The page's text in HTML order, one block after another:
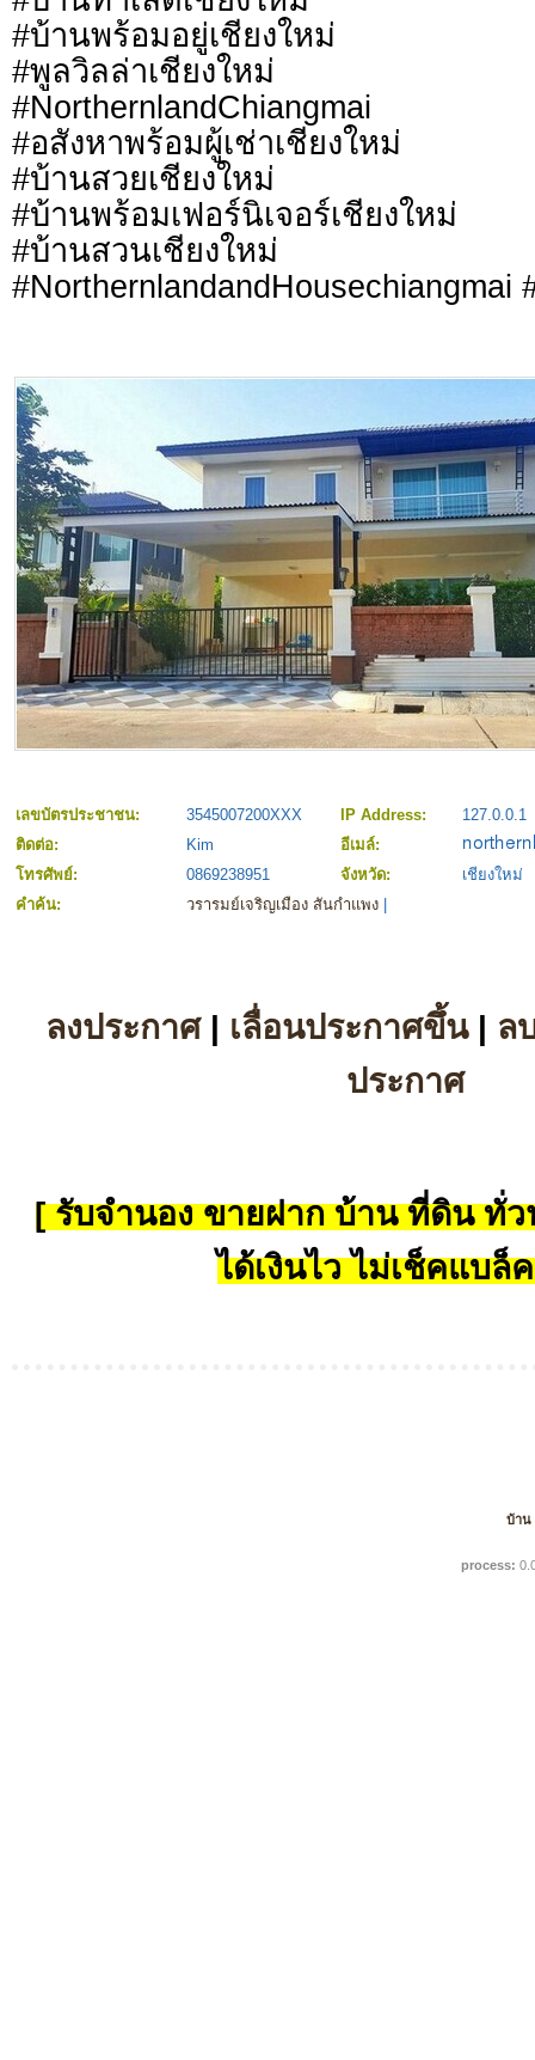
#บ้านพร้อมอยู่เชียงใหม่
#พูลวิลล่าเชียงใหม่
#NorthernlandChiangmai
#อสังหาพร้อมผู้เช่าเชียงใหม่
#บ้านสวยเชียงใหม่
#บ้านพร้อมเฟอร์นิเจอร์เชียงใหม่
#บ้านสวนเชียงใหม่
#NorthernlandandHousechiangmai
เลขบัตรประชาชน: 3545007200XXX IP Address:
127.0.0.1
ติดต่อ:
Kim
อีเมล์:
โทรศัพย์:
0869238951 จังหวัด:
เชียงใหม่
คำค้น:
วรารมย์เจริญเมือง สันกำแพง
ลงประกาศ| เลื่อนประกาศขึ้น| ล
ประกาศ
[ รับจำนอง ขายฝาก บ้าน ที่ดิน ทั่ว
ได้เงินไว ไม่เช็คแบล็
บ้าน
process: